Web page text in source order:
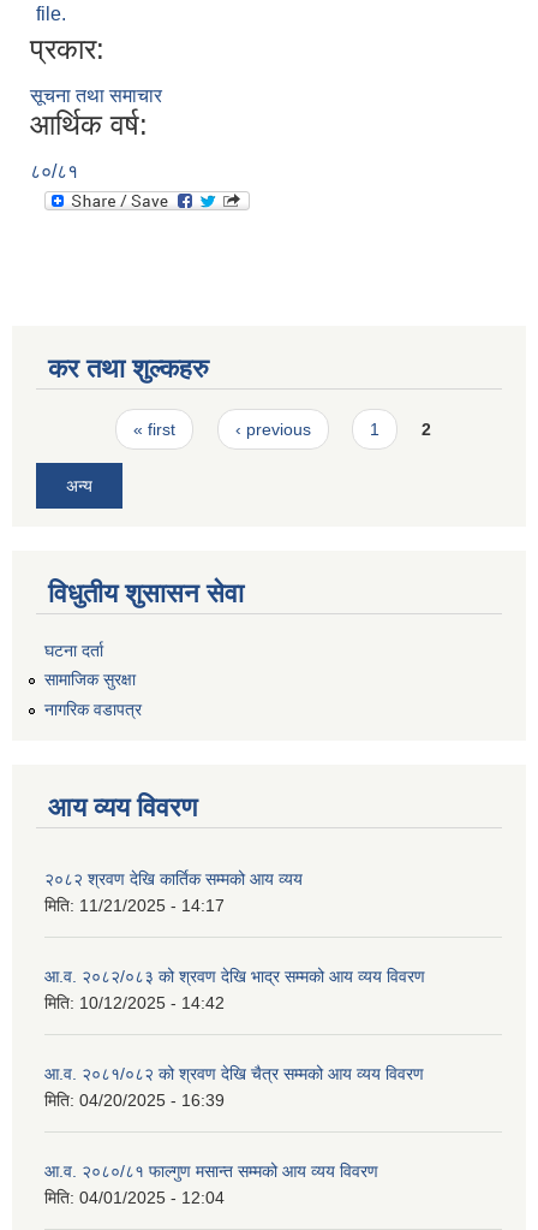
file.
प्रकार:
सूचना तथा समाचार
आर्थिक वर्ष:
८०/८१
कर तथा शुल्कहरु
Pages« first ‹ previous 1 2
अन्य
विधुतीय शुसासन सेवा
घटना दर्ता
सामाजिक सुरक्षा
नागरिक वडापत्र
आय व्यय विवरण
२०८२ श्रवण देखि कार्तिक सम्मको आय व्यय
मिति: 11/21/2025 - 14:17
आ.व. २०८२/०८३ को श्रवण देखि भाद्र सम्मको आय व्यय विवरण
मिति: 10/12/2025 - 14:42
आ.व. २०८१/०८२ को श्रवण देखि चैत्र सम्मको आय व्यय विवरण
मिति: 04/20/2025 - 16:39
आ.व. २०८०/८१ फाल्गुण मसान्त सम्मको आय व्यय विवरण
मिति: 04/01/2025 - 12:04